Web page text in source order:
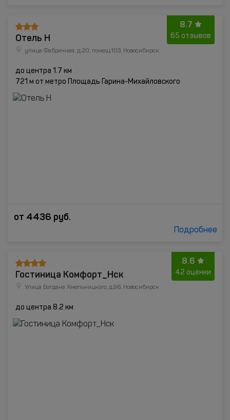
8.7
65 отзывов
Отель Н
улица Фабричная, д.20, помещ.103, Новосибирск
до центра 1.7 км
721 м от метро Площадь Гарина-Михайловского
от 4436 руб.
Подробнее
8.6
42 оценки
Гостиница Комфорт_Нск
Улица Богдана Хмельницкого, д.96, Новосибирск
до центра 8.2 км